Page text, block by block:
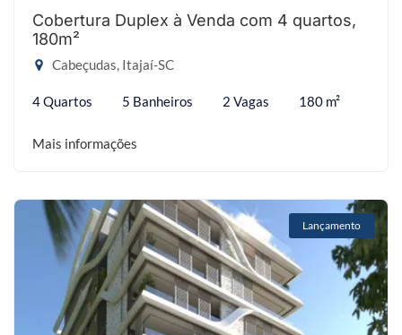
Cobertura Duplex à Venda com 4 quartos,
180m²
Cabeçudas, Itajaí-SC
4 Quartos 5 Banheiros 2 Vagas 180 m²
Mais informações
Lançamento